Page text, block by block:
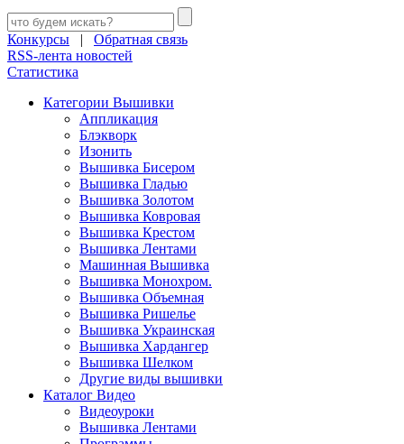
Конкурсы | Обратная связь
RSS-лента новостей
Статистика
Категории Вышивки
Аппликация
Блэкворк
Изонить
Вышивка Бисером
Вышивка Гладью
Вышивка Золотом
Вышивка Ковровая
Вышивка Крестом
Вышивка Лентами
Машинная Вышивка
Вышивка Монохром.
Вышивка Объемная
Вышивка Ришелье
Вышивка Украинская
Вышивка Хардангер
Вышивка Шелком
Другие виды вышивки
Каталог Видео
Видеоуроки
Вышивка Лентами